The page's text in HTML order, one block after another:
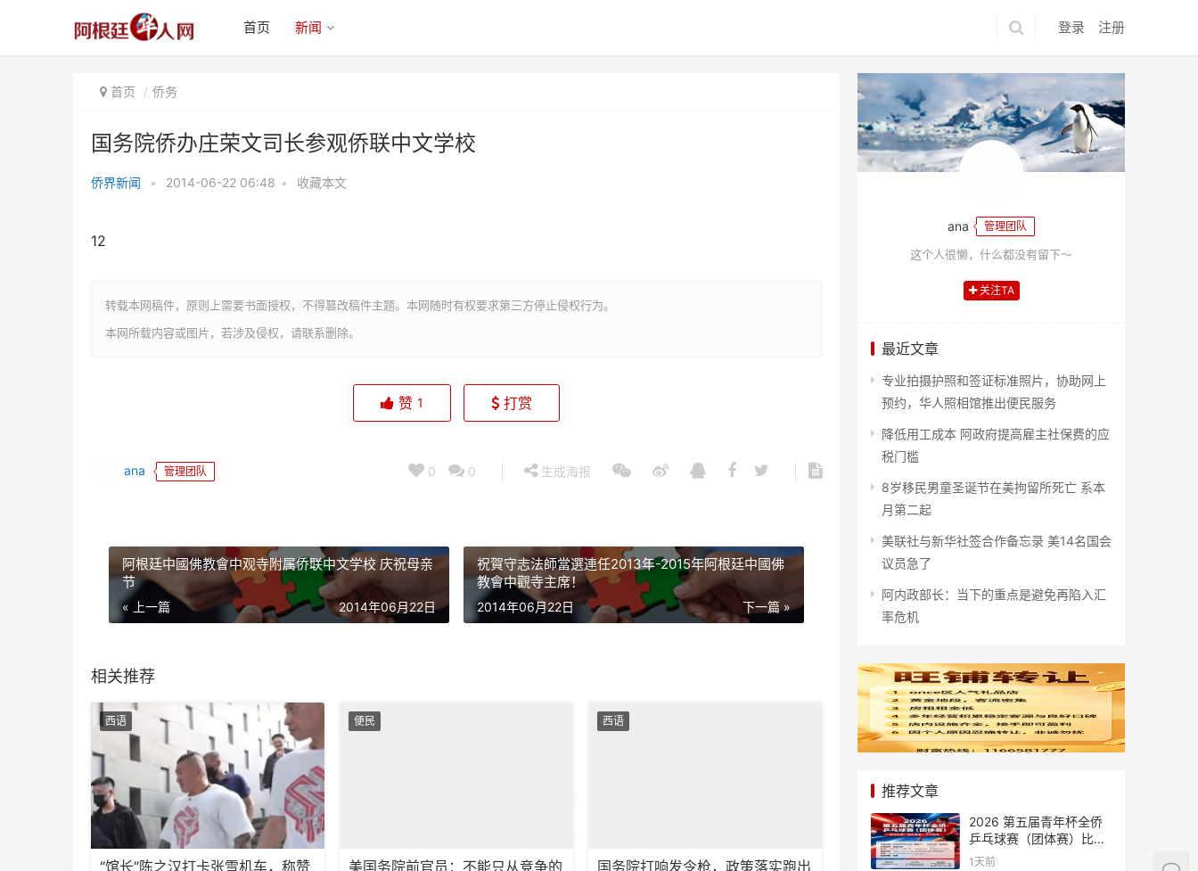
登录 注册
首页 新闻
首页 侨务
国务院侨办庄荣文司长参观侨联中文学校
侨界新闻 • 2014-06-22 06:48 • 收藏本文
12
转载本网稿件，原则上需要书面授权，不得篡改稿件主题。本网随时有权要求第三方停止侵权行为。
本网所载内容或图片，若涉及侵权，请联系删除。
赞 1 打赏
ana 管理团队 0 0 生成海报
阿根廷中國佛教會中观寺附属侨联中文学校 庆祝母亲
节
« 上一篇 2014年06月22日
祝賀守志法師當選連任2013年-2015年阿根廷中國佛
教會中觀寺主席！
下一篇 »
2014年06月22日
相关推荐
西语
“馆长”陈之汉打卡张雪机车，称赞
便民
美国务院前官员：不能只从竞争的
西语
国务院打响发令枪，政策落实跑出
ana 管理团队
这个人很懒，什么都没有留下～
关注TA
最近文章
专业拍摄护照和签证标准照片，协助网上
预约，华人照相馆推出便民服务
降低用工成本 阿政府提高雇主社保费的应
税门槛
8岁移民男童圣诞节在美拘留所死亡 系本
月第二起
美联社与新华社签合作备忘录 美14名国会
议员急了
阿内政部长：当下的重点是避免再陷入汇
率危机
推荐文章
2026 第五届青年杯全侨
乒乓球赛（团体赛）比赛
规则
1天前